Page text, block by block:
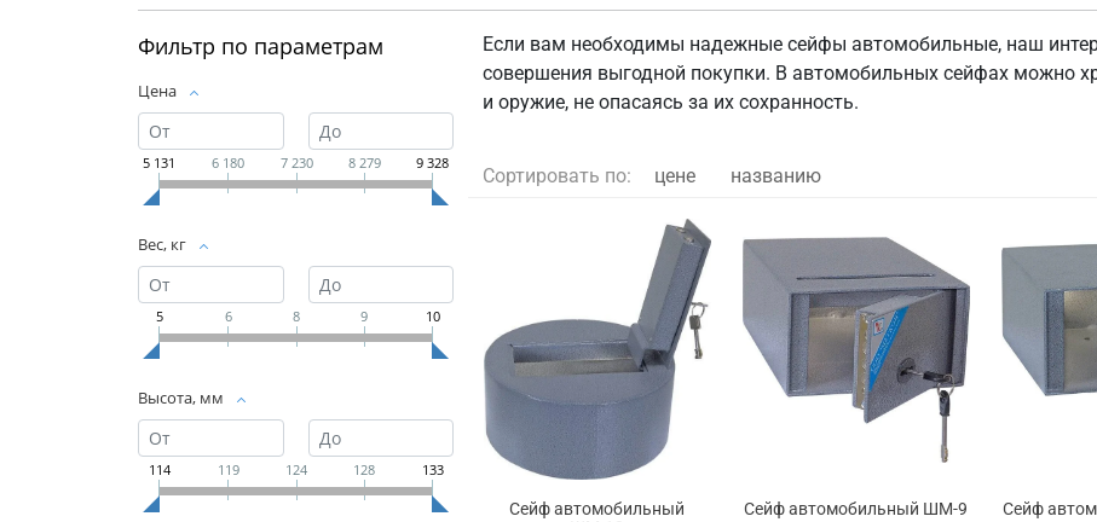
Фильтр по параметрам
Цена
5 131 6 180 7 230 8 279 9 328
Вес, кг
5 6 8 9 10
Высота, мм
114 119 124 128 133
Если вам необходимы надежные сейфы автомобильные, наш
совершения выгодной покупки. В автомобильных сейфах можно
и оружие, не опасаясь за их сохранность.
Сортировать по: цене названию
Сейф автомобильный
Сейф автомобильный ШМ-9 Сейф